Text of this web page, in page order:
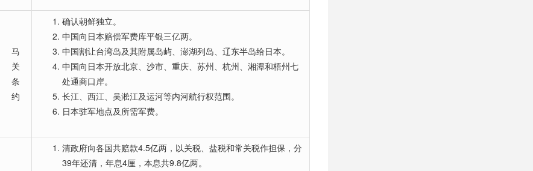
马
关
条
约
确认朝鲜独立。
中国向日本赔偿军费库平银三亿两。
中国割让台湾岛及其附属岛屿、澎湖列岛、辽东半岛给日本。
中国向日本开放北京、沙市、重庆、苏州、杭州、湘潭和梧州七
处通商口岸。
长江、西江、吴淞江及运河等内河航行权范围。
日本驻军地点及所需军费。
清政府向各国共赔款4.5亿两，以关税、盐税和常关税作担保，分
39年还清，年息4厘，本息共9.8亿两。